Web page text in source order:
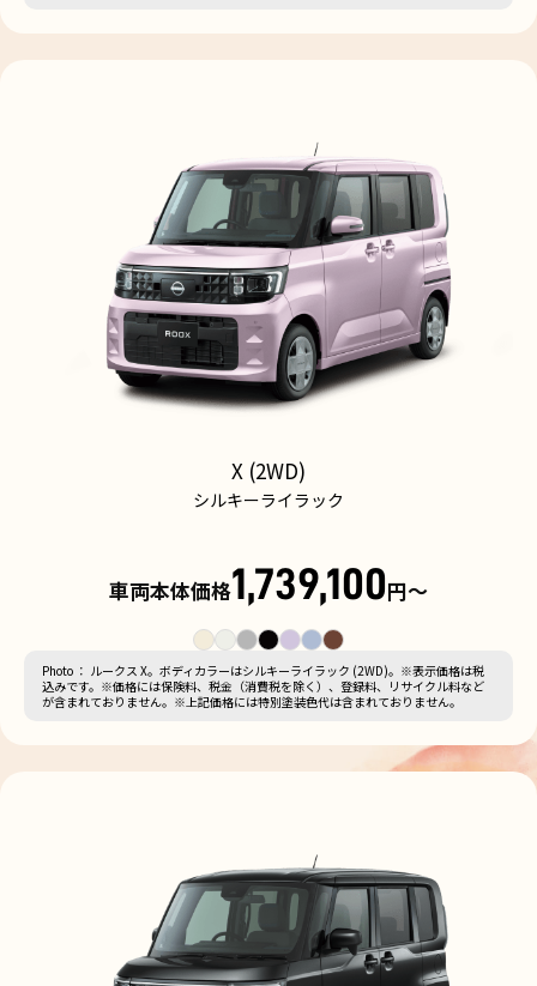
X (2WD)
シルキーライラック
車両本体価格1,739,100円〜
Photo ： ルークス X。ボディカラーはシルキーライラック (2WD)。※表示価格は税
込みです。※価格には保険料、税金（消費税を除く）、登録料、リサイクル料など
が含まれておりません。※上記価格には特別塗装色代は含まれておりません。